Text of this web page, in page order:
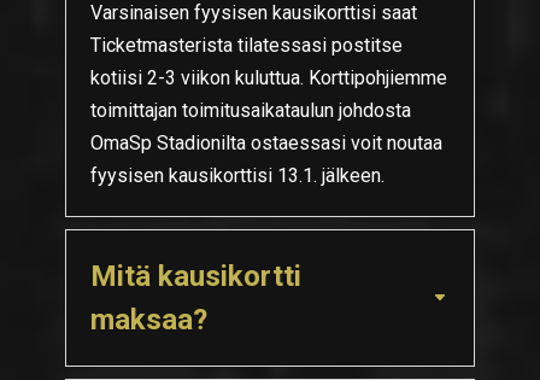
Varsinaisen fyysisen kausikorttisi saat
Ticketmasterista tilatessasi postitse
kotiisi 2-3 viikon kuluttua. Korttipohjiemme
toimittajan toimitusaikataulun johdosta
OmaSp Stadionilta ostaessasi voit noutaa
fyysisen kausikorttisi 13.1. jälkeen.
Mitä kausikortti
maksaa?